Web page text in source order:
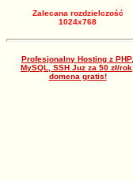
Zalecana rozdzielczość
1024x768
Profesjonalny Hosting z PHP,
MySQL, SSH Juz za 50 zł/rok,
domena gratis!